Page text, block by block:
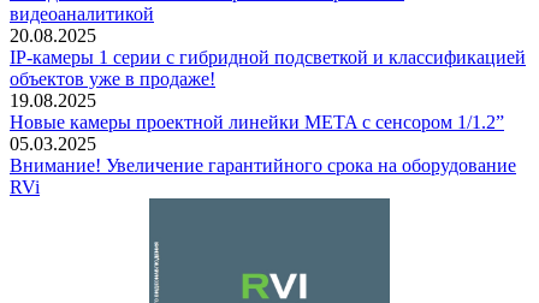
видеоаналитикой
20.08.2025
IP-камеры 1 серии с гибридной подсветкой и классификацией
объектов уже в продаже!
19.08.2025
Новые камеры проектной линейки META с сенсором 1/1.2”
05.03.2025
Внимание! Увеличение гарантийного срока на оборудование
RVi